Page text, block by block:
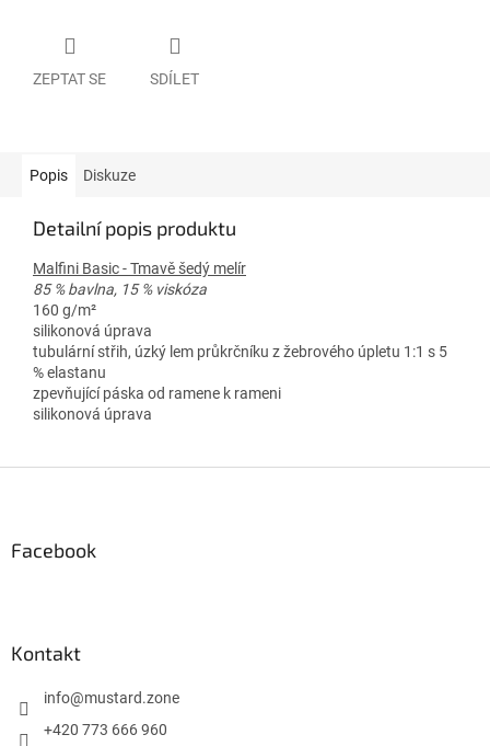
ZEPTAT SE SDÍLET
Popis Diskuze
Detailní popis produktu
Malfini Basic - Tmavě šedý melír
85 % bavlna, 15 % viskóza
160 g/m²
silikonová úprava
tubulární střih, úzký lem průkrčníku z žebrového úpletu 1:1 s 5
% elastanu
zpevňující páska od ramene k rameni
silikonová úprava
Facebook
Kontakt
info@mustard.zone
+420 773 666 960